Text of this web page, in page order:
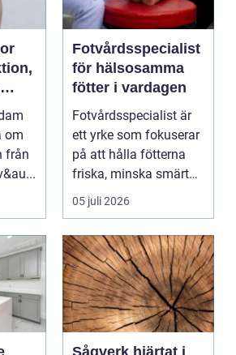
om
från
Fotvårdsspecialist
för hälsosamma
fötter i vardagen
Fotvårdsspecialist är
ett yrke som fokuserar
på att hålla fötterna
friska, minska smärta
och förebyg...
05 juli 2026